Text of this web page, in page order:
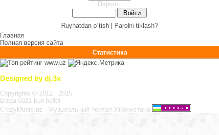
Пароль:
Ruyhatdan o`tish |
Parolni tiklash?
Главная
Полная версия сайта
Статистика
Designed by dj.3x
Copyrights © 2012 - 2015
Bizga 5021 kun bo'ldi
CrazyMusic.uz - Музыкальный портал Узбекистана